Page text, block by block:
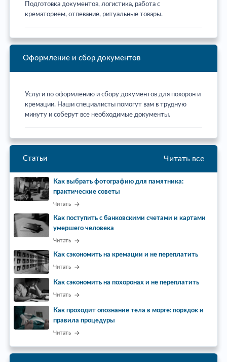
Подготовка документов, логистика, работа с
крематорием, отпевание, ритуальные товары.
Оформление и сбор документов
Услуги по оформлению и сбору документов для похорон и
кремации. Наши специалисты помогут вам в трудную
минуту и соберут все необходимые документы.
Статьи Читать все
Как выбрать фотографию для памятника:
практические советы
Читать
Как поступить с банковскими счетами и картами
умершего человека
Читать
Как сэкономить на кремации и не переплатить
Читать
Как сэкономить на похоронах и не переплатить
Читать
Как проходит опознание тела в морге: порядок и
правила процедуры
Читать